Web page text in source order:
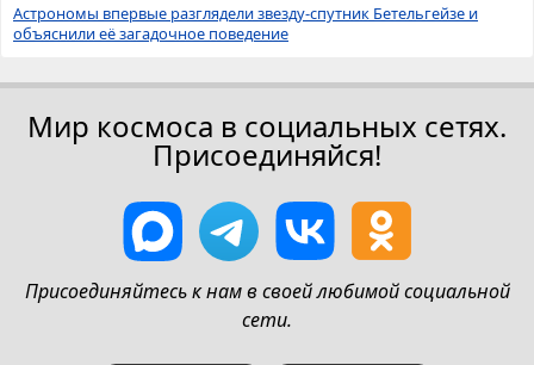
Астрономы впервые разглядели звезду-спутник Бетельгейзе и
объяснили её загадочное поведение
Мир космоса в социальных сетях.
Присоединяйся!
Присоединяйтесь к нам в своей любимой социальной
сети.